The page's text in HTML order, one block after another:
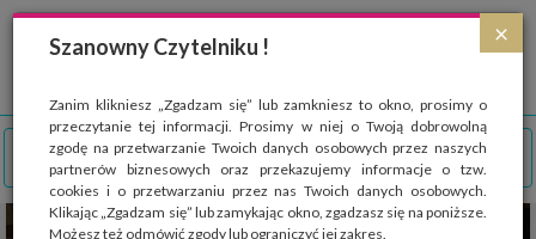
×
Szanowny Czytelniku !
Zanim klikniesz „Zgadzam się” lub zamkniesz to okno, prosimy o
przeczytanie tej informacji. Prosimy w niej o Twoją dobrowolną
zgodę na przetwarzanie Twoich danych osobowych przez naszych
partnerów biznesowych oraz przekazujemy informacje o tzw.
cookies i o przetwarzaniu przez nas Twoich danych osobowych.
Klikając „Zgadzam się” lub zamykając okno, zgadzasz się na poniższe.
Możesz też odmówić zgody lub ograniczyć jej zakres.
Strona wykorzystuje pliki cookies, które służą głównie do celów statystycznych.
Wyrażając zgodę na używanie 'cookies', zezwalasz na zapisanie ich w pamięci
przeglądarki. Przejdź do
polityki cookies